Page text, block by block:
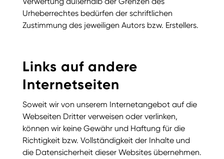
Urheberrechtes bedürfen der schriftlichen
Zustimmung des jeweiligen Autors bzw. Erstellers.
Links auf andere
Internetseiten
Soweit wir von unserem Internetangebot auf die
Webseiten Dritter verweisen oder verlinken,
können wir keine Gewähr und Haftung für die
Richtigkeit bzw. Vollständigkeit der Inhalte und
die Datensicherheit dieser Websites übernehmen.